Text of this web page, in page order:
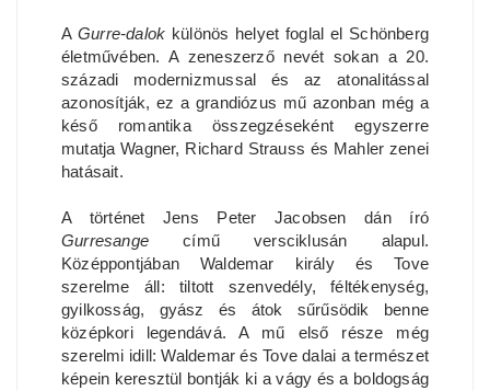
A Gurre-dalok különös helyet foglal el Schönberg
életművében. A zeneszerző nevét sokan a 20.
századi modernizmussal és az atonalitással
azonosítják, ez a grandiózus mű azonban még a
késő romantika összegzéseként egyszerre
mutatja Wagner, Richard Strauss és Mahler zenei
hatásait.
A történet Jens Peter Jacobsen dán író
Gurresangecímű versciklusán alapul.
Középpontjában Waldemar király és Tove
szerelme áll: tiltott szenvedély, féltékenység,
gyilkosság, gyász és átok sűrűsödik benne
középkori legendává. A mű első része még
szerelmi idill: Waldemar és Tove dalai a természet
képein keresztül bontják ki a vágy és a boldogság